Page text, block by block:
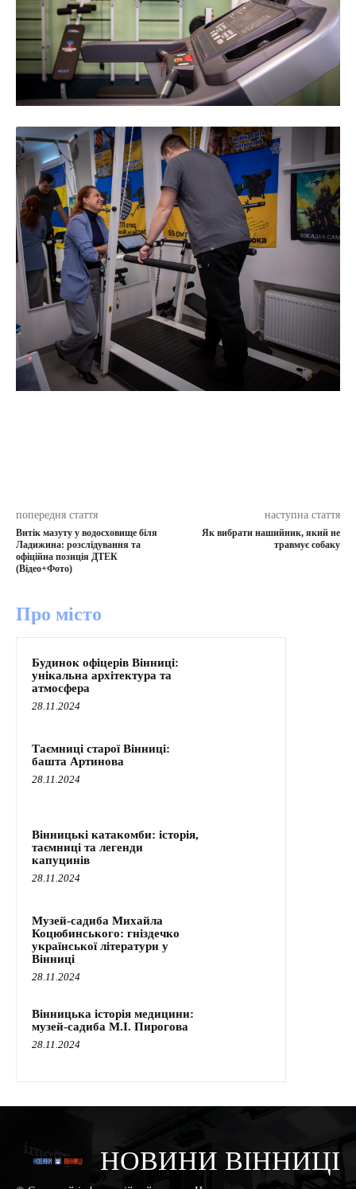
попередня стаття
Витік мазуту у водосховище біля
Ладижина: розслідування та
офіційна позиція ДТЕК
(Відео+Фото)
наступна стаття
Як вибрати нашийник, який не
травмує собаку
Про місто
Будинок офіцерів Вінниці:
унікальна архітектура та
атмосфера
28.11.2024
Таємниці старої Вінниці:
башта Артинова
28.11.2024
Вінницькі катакомби: історія,
таємниці та легенди
капуцинів
28.11.2024
Музей-садиба Михайла
Коцюбинського: гніздечко
української літератури у
Вінниці
28.11.2024
Вінницька історія медицини:
музей-садиба М.І. Пирогова
28.11.2024
НОВИНИ ВІННИЦІ